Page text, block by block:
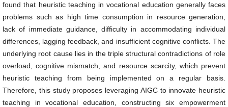
found that heuristic teaching in vocational education generally faces
problems such as high time consumption in resource generation,
lack of immediate guidance, difficulty in accommodating individual
differences, lagging feedback, and insufficient cognitive conflicts. The
underlying root cause lies in the triple structural contradictions of role
overload, cognitive mismatch, and resource scarcity, which prevent
heuristic teaching from being implemented on a regular basis.
Therefore, this study proposes leveraging AIGC to innovate heuristic
teaching in vocational education, constructing six empowerment